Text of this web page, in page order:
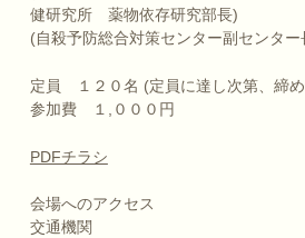
健研究所 薬物依存研究部長)
(自殺予防総合対策センター副センター
定員 １２０名 (定員に達し次第、締
参加費 １,０００円
PDFチラシ
会場へのアクセス
交通機関